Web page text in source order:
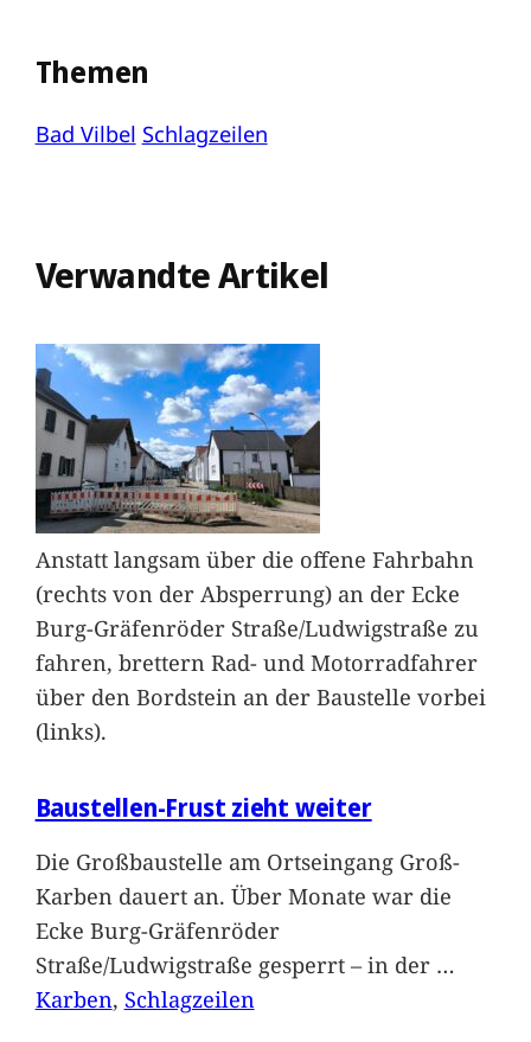
Themen
Bad Vilbel Schlagzeilen
Verwandte Artikel
Anstatt langsam über die offene Fahrbahn
(rechts von der Absperrung) an der Ecke
Burg-Gräfenröder Straße/Ludwigstraße zu
fahren, brettern Rad- und Motorradfahrer
über den Bordstein an der Baustelle vorbei
(links).
Baustellen-Frust zieht weiter
Die Großbaustelle am Ortseingang Groß-
Karben dauert an. Über Monate war die
Ecke Burg-Gräfenröder
Straße/Ludwigstraße gesperrt – in der …
Karben, Schlagzeilen